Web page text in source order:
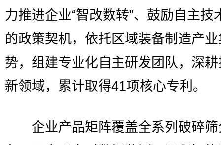
力推进企业“智改数转”、鼓励自主技
的政策契机，依托区域装备制造产
势，组建专业化自主研发团队，深
新领域，累计取得41项核心专利。
企业产品矩阵覆盖全系列破碎筛